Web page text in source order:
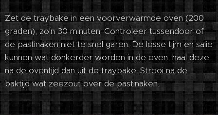
Zet de traybake in een voorverwarmde oven (200
graden), zo'n 30 minuten. Controleer tussendoor of
de pastinaken niet te snel garen. De losse tijm en salie
kunnen wat donkerder worden in de oven, haal deze
na de oventijd dan uit de traybake. Strooi na de
baktijd wat zeezout over de pastinaken.